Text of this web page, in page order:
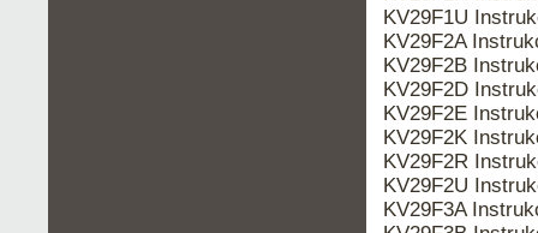
KV29F1U
KV29F2A
KV29F2B
KV29F2D
KV29F2E
KV29F2K
KV29F2R
KV29F2U
KV29F3A